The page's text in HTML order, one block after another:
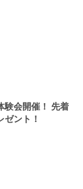
験会開催！ 先着
ント！